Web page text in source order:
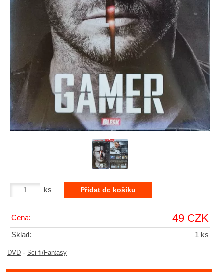
ks
Cena: 49 CZK
Sklad: 1 ks
DVD - Sci-fi/Fantasy